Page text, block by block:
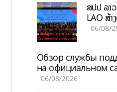
ສປປ ລາ
LAO ສ້າ
ພະຍາດລ
06/08/
Обзор службы
на официальном
актуальной
06/08/2026